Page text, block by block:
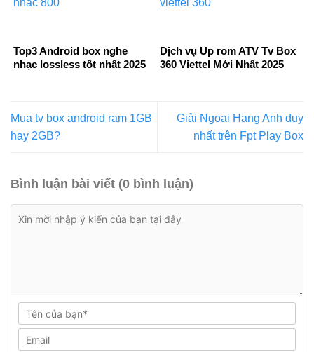
Top3 Android box nghe
nhạc lossless tốt nhất 2025
Dịch vụ Up rom ATV Tv Box
360 Viettel Mới Nhất 2025
Mua tv box android ram 1GB
hay 2GB?
Giải Ngoại Hạng Anh duy
nhất trên Fpt Play Box
Bình luận bài viết (0 bình luận)